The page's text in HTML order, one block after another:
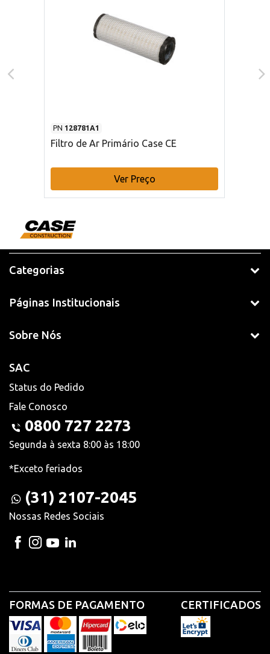
PN 128781A1
Filtro de Ar Primário Case CE
Ver Preço
Categorias
Páginas Institucionais
Sobre Nós
SAC
Status do Pedido
Fale Conosco
0800 727 2273
Segunda à sexta 8:00 às 18:00
*Exceto feriados
(31) 2107-2045
Nossas Redes Sociais
FORMAS DE PAGAMENTO CERTIFICADOS